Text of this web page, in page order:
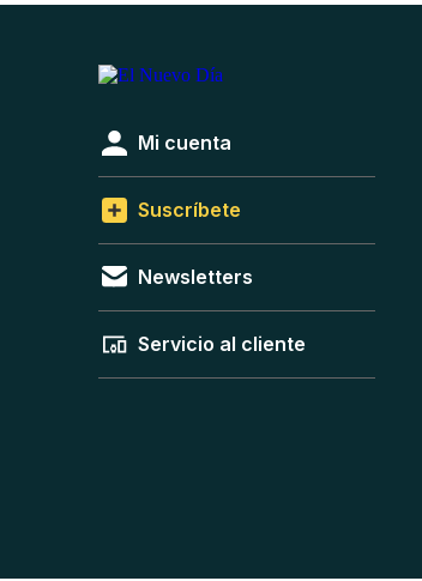
Mi cuenta
Suscríbete
Newsletters
Servicio al cliente